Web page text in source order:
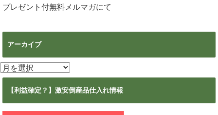
プレゼント付無料メルマガにて
アーカイブ
ア
ー
【利益確定？】激安倒産品仕入れ情報